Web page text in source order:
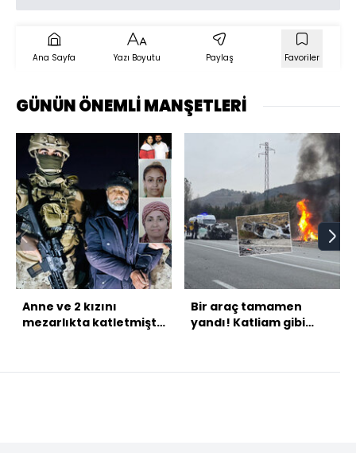
Ana Sayfa Yazı Boyutu Paylaş Favoriler
GÜNÜN ÖNEMLİ MANŞETLERİ
Anne ve 2 kızını
mezarlıkta katletmişti!
Bir araç tamamen
yandı! Katliam gibi